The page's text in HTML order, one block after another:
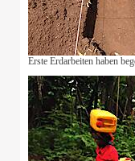
Erste Erdarbeiten haben